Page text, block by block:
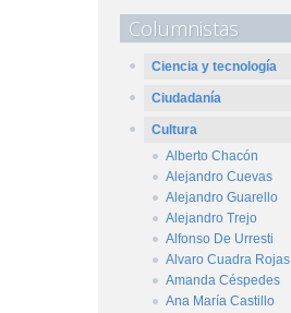
Columnistas
Ciencia y tecnología
Ciudadanía
Cultura
Alberto Chacón
Alejandro Cuevas
Alejandro Guarello
Alejandro Trejo
Alfonso De Urresti
Alvaro Cuadra Rojas
Amanda Céspedes
Ana María Castillo